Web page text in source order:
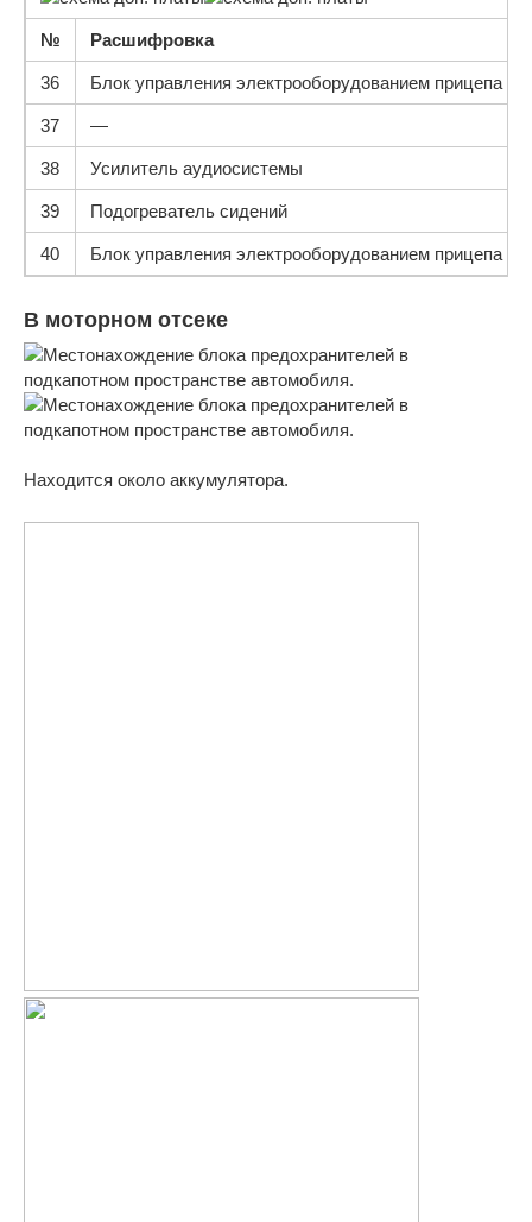
№ Расшифровка
36 Блок управления электрооборудованием прицепа
37 —
38 Усилитель аудиосистемы
39 Подогреватель сидений
40 Блок управления электрооборудованием прицепа
В моторном отсеке
Находится около аккумулятора.